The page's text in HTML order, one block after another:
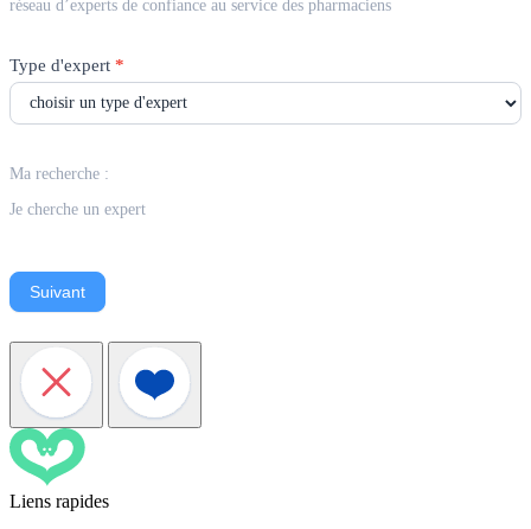
réseau d’experts de confiance au service des pharmaciens
Type d'expert *
Ma recherche :
Je cherche un expert
Suivant
Liens rapides